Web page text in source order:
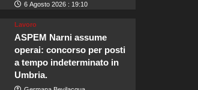
6 Agosto 2026 : 19:10
Lavoro
ASPEM Narni assume
operai: concorso per posti
a tempo indeterminato in
Umbria.